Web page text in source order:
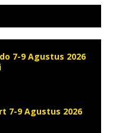
7-9 Agustus 2026
7-9 Agustus 2026